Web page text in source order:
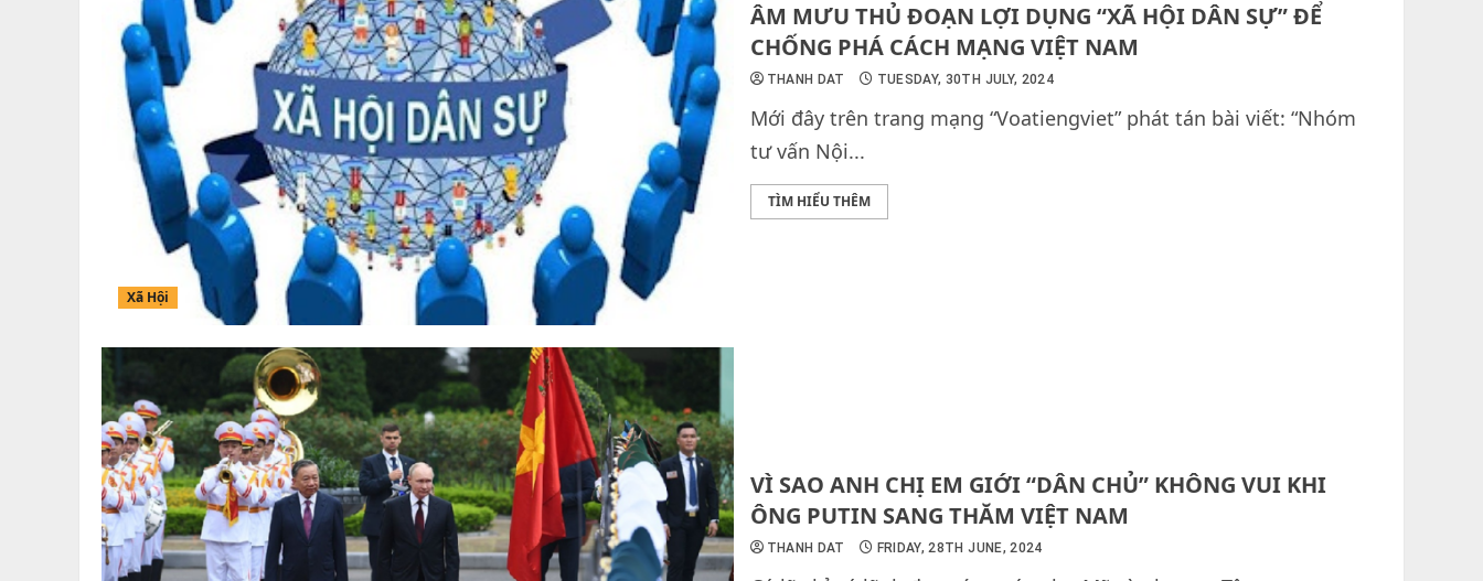
Xã Hội
ÂM MƯU THỦ ĐOẠN LỢI DỤNG “XÃ HỘI DÂN SỰ” ĐỂ
CHỐNG PHÁ CÁCH MẠNG VIỆT NAM
THANH DAT TUESDAY, 30TH JULY, 2024
Mới đây trên trang mạng “Voatiengviet” phát tán bài viết: “Nhóm
tư vấn Nội...
TÌM HIỂU THÊM
VÌ SAO ANH CHỊ EM GIỚI “DÂN CHỦ” KHÔNG VUI KHI
ÔNG PUTIN SANG THĂM VIỆT NAM
THANH DAT FRIDAY, 28TH JUNE, 2024